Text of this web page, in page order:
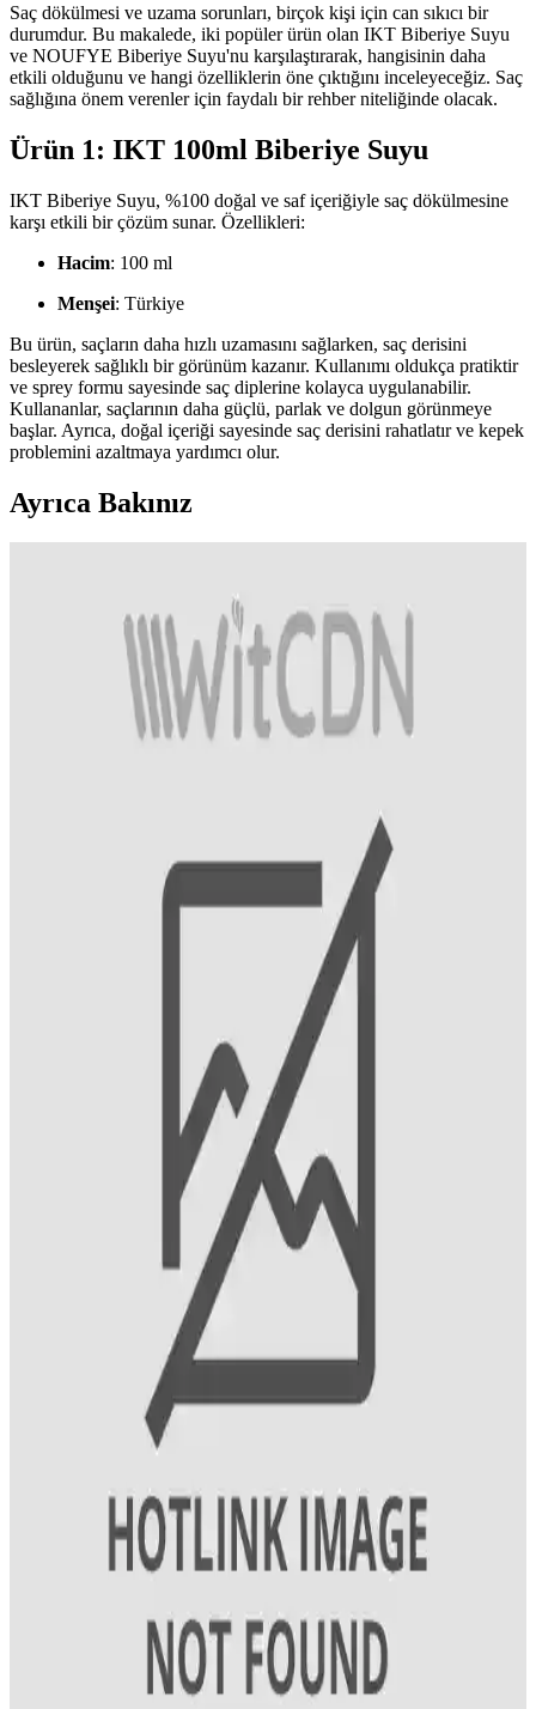
Saç dökülmesi ve uzama sorunları, birçok kişi için can sıkıcı bir
durumdur. Bu makalede, iki popüler ürün olan IKT Biberiye Suyu
ve NOUFYE Biberiye Suyu'nu karşılaştırarak, hangisinin daha
etkili olduğunu ve hangi özelliklerin öne çıktığını inceleyeceğiz. Saç
sağlığına önem verenler için faydalı bir rehber niteliğinde olacak.
Ürün 1: IKT 100ml Biberiye Suyu
IKT Biberiye Suyu, %100 doğal ve saf içeriğiyle saç dökülmesine
karşı etkili bir çözüm sunar. Özellikleri:
Hacim: 100 ml
Menşei: Türkiye
Bu ürün, saçların daha hızlı uzamasını sağlarken, saç derisini
besleyerek sağlıklı bir görünüm kazanır. Kullanımı oldukça pratiktir
ve sprey formu sayesinde saç diplerine kolayca uygulanabilir.
Kullananlar, saçlarının daha güçlü, parlak ve dolgun görünmeye
başlar. Ayrıca, doğal içeriği sayesinde saç derisini rahatlatır ve kepek
problemini azaltmaya yardımcı olur.
Ayrıca Bakınız
Saç Derisi Koruma Çözümleri
Saç ve saç derisinde bitlere karşı etkili olan sirke bazlı şampuanlar,
doğal içerikleri ve kullanımı kolay yapısıyla öne çıkar. Farklı ürün
seçenekleriyle geniş kullanıcı kitlesine hitap eder.
Saç Tipine Uygun Sıvı Saç Kremi Seçimi ve
Saç tipine uygun sıvı saç kremi seçimi, saç sağlığını korumak ve
istenen görünüm için önemlidir. Doğru ürün ve uygulama ile
Erkekler İçin Schwarzkopf Men Perfect 80 Kahve
Siyah Saç Boyası Özellikleri ve Kullanım Rehberi
Schwarzkopf Men Perfect 80 Kahve Siyah, 5 dakikada beyazları
kapatan, amonyak içermeyen, pratik ve doğal görünümlü erkek saç
Philips ve Ventoso Saç Kurutma Makineleri
Karşılaştırması: Performans ve Özellikler Analizi
Philips ve Ventoso markalarının saç kurutma makineleri
performansını, teknolojik özelliklerini ve kullanıcı deneyimlerini
detaylı karşılaştırıyoruz.
Erkekler İçin Güvenilir Saç Dökülmesi Bakım
Yöntemleri ve Ürün Seçimi Rehberi
Erkeklerde yaygın görülen saç dökülmesi sorununa karşı güvenilir
ürünler ve doğru bakım teknikleriyle saç sağlığını koruma yollarını
Keratin ile Saç Güçlendirme ve Parlaklık Artırıcı
Bakım Rehberi
Saçların doğal yapısını koruyan keratin, güçlendirici ve parlaklık
ürün seçimiyle sağlıklı, parlak saçlara kavuşun.
Saç Boyama Renk Seçenekleri ve Uygulama
Yöntemleri Hakkında Kapsamlı Bilgi
Saç boyama seçenekleri, renkler ve uygulama teknikleri hakkında
detaylı bilgiler içerir. Doğru ürün ve renk seçimi ile saçlarınızda
istediğiniz değişikliği yapabilirsiniz.